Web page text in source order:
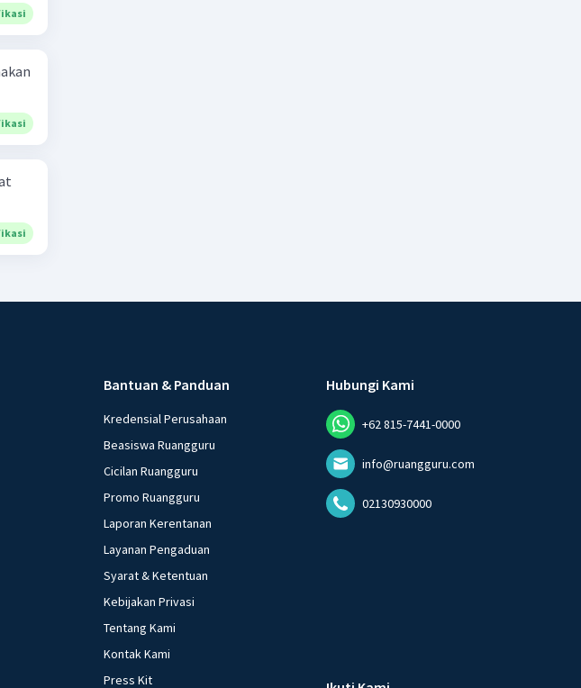
Bantuan & Panduan
Kredensial Perusahaan
Beasiswa Ruangguru
Cicilan Ruangguru
Promo Ruangguru
Laporan Kerentanan
Layanan Pengaduan
Syarat & Ketentuan
Kebijakan Privasi
Tentang Kami
Kontak Kami
Press Kit
Hubungi Kami
+62 815-7441-0000
info@ruangguru.com
02130930000